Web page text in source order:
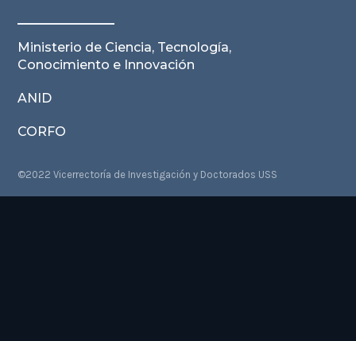
Ministerio de Ciencia, Tecnología,
Conocimiento e Innovación
ANID
CORFO
©2022 Vicerrectoría de Investigación y Doctorados USS